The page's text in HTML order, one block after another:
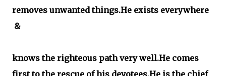
removes unwanted things.He exists everywhere
&
knows the righteous path very well.He comes
first to the rescue of his devotees.He is the chief